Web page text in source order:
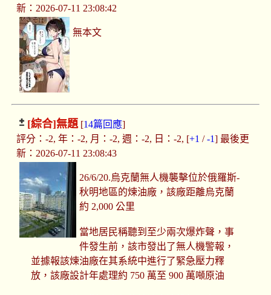
新：2026-07-11 23:08:42
無本文
[綜合]無題[14篇回應]
評分：-2, 年：-2, 月：-2, 週：-2, 日：-2, [+1 /-1] 最後更
新：2026-07-11 23:08:43
26/6/20.烏克蘭無人機襲擊位於俄羅斯-
秋明地區的煉油廠，該廠距離烏克蘭
約 2,000 公里
當地居民稱聽到至少兩次爆炸聲，事
件發生前，該市發出了無人機警報，
並據報該煉油廠在其系統中進行了緊急壓力釋
放，該廠設計年處理約 750 萬至 900 萬噸原油